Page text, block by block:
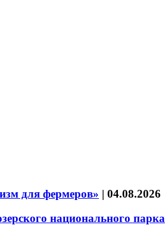
для фермеров» | 04.08.2026
национального парка